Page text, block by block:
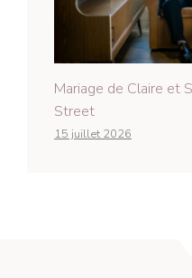
Mariage de Claire et
Street
15 juillet 2026